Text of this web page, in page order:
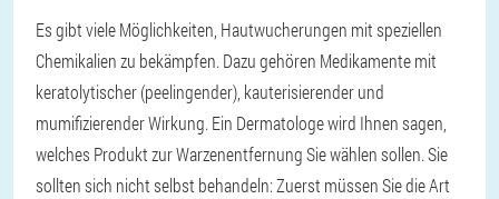
Es gibt viele Möglichkeiten, Hautwucherungen mit speziellen
Chemikalien zu bekämpfen. Dazu gehören Medikamente mit
keratolytischer (peelingender), kauterisierender und
mumifizierender Wirkung. Ein Dermatologe wird Ihnen sagen,
welches Produkt zur Warzenentfernung Sie wählen sollen. Sie
sollten sich nicht selbst behandeln: Zuerst müssen Sie die Art